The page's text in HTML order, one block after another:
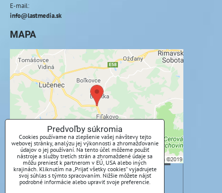
E-mail:
info@lastmedia.sk
MAPA
Externý obsah je blokovaný Voľbami
súkromia
Prajete si načítať externý obsah?
Povoliť tentokrát
Povoliť a zapamätať - súhlas s druhom cookie:
Funkčné
Otvoriť obsah v novom okne
Predvoľby súkromia
Cookies používame na zlepšenie vašej návštevy tejto
webovej stránky, analýzu jej výkonnosti a zhromažďovanie
údajov o jej používaní. Na tento účel môžeme použiť
nástroje a služby tretích strán a zhromaždené údaje sa
môžu preniesť k partnerom v EÚ, USA alebo iných
krajinách. Kliknutím na „Prijať všetky cookies“ vyjadrujete
svoj súhlas s týmto spracovaním. Nižšie môžete nájsť
podrobné informácie alebo upraviť svoje preferencie.